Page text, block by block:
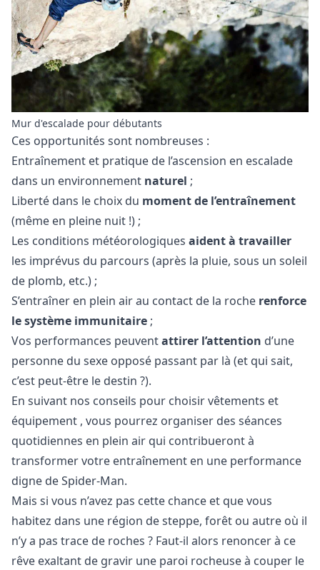
Mur d'escalade pour débutants
Ces opportunités sont nombreuses :
Entraînement et pratique de l’ascension en escalade
dans un environnement naturel ;
Liberté dans le choix du moment de l’entraînement
(même en pleine nuit !) ;
Les conditions météorologiques aident à travailler
les imprévus du parcours (après la pluie, sous un soleil
de plomb, etc.) ;
S’entraîner en plein air au contact de la roche renforce
le système immunitaire ;
Vos performances peuventattirer l’attention d’une
personne du sexe opposé passant par là (et qui sait,
c’est peut-être le destin ?).
En suivant nos conseils pour choisirvêtements et
équipement , vous pourrez organiser des séances
quotidiennes en plein air qui contribueront à
transformer votre entraînement en une performance
digne de Spider-Man.
Mais si vous n’avez pas cette chance et que vous
habitez dans une région de steppe, forêt ou autre où il
n’y a pas trace de roches ? Faut-il alors renoncer à ce
rêve exaltant de gravir une paroi rocheuse à couper le